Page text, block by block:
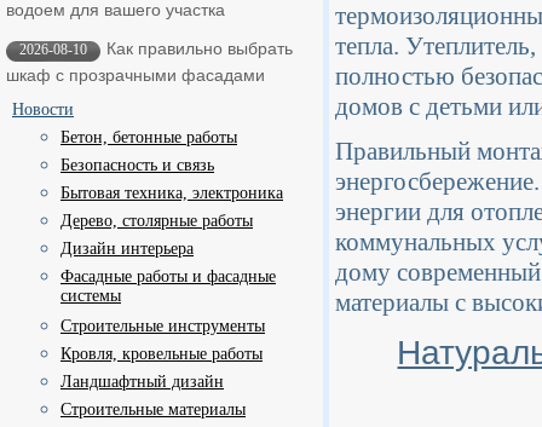
водоем для вашего участка
2026-08-10
Как правильно выбрать
шкаф с прозрачными фасадами
Новости
Бетон, бетонные работы
Безопасность и связь
Бытовая техника, электроника
Дерево, столярные работы
Дизайн интерьера
Фасадные работы и фасадные
системы
Строительные инструменты
Кровля, кровельные работы
Ландшафтный дизайн
Строительные материалы
тепла.
полностью
домов с детьми
Правильный
энергии для
коммунальных
дому
материалы с